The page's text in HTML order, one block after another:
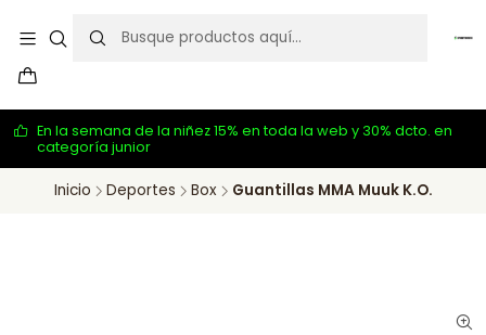
En la semana de la niñez 15% en toda la web y 30% dcto. en
categoría junior
Inicio Deportes Box Guantillas MMA Muuk K.O.